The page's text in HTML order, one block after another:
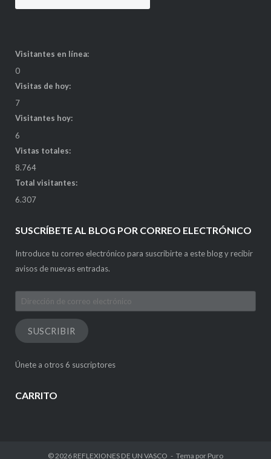
Visitantes en línea:
0
Visitas de hoy:
7
Visitantes hoy:
6
Vistas totales:
8.764
Total visitantes:
6.307
SUSCRÍBETE AL BLOG POR CORREO ELECTRÓNICO
Introduce tu correo electrónico para suscribirte a este blog y recibir
avisos de nuevas entradas.
Dirección
de
correo
electrónico
SUSCRIBIR
Únete a otros 6 suscriptores
CARRITO
© 2026 REFLEXIONES DE UN VASCO Tema por Puro